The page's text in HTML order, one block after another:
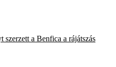
a Benfica a rájátszás